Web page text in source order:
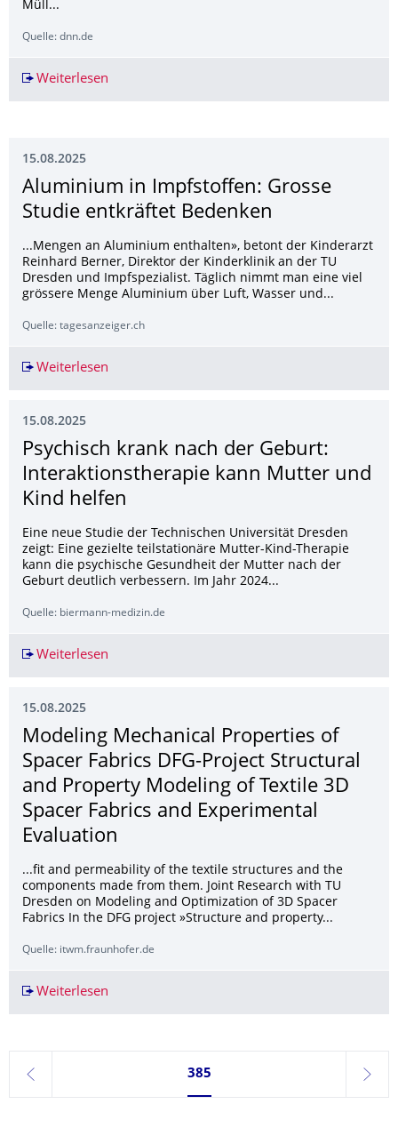
Müll...
Quelle: dnn.de
Weiterlesen
15.08.2025
Aluminium in Impfstoffen: Grosse
Studie entkräftet Bedenken
...Mengen an Aluminium enthalten», betont der Kinderarzt
Reinhard Berner, Direktor der Kinderklinik an der TU
Dresden und Impfspezialist. Täglich nimmt man eine viel
grössere Menge Aluminium über Luft, Wasser und...
Quelle: tagesanzeiger.ch
Weiterlesen
15.08.2025
Psychisch krank nach der Geburt:
Interaktionsthera­pie kann Mutter und
Kind helfen
Eine neue Studie der Technischen Universität Dresden
zeigt: Eine gezielte teilstationäre Mutter-Kind-Therapie
kann die psychische Gesundheit der Mutter nach der
Geburt deutlich verbessern. Im Jahr 2024...
Quelle: biermann-medizin.de
Weiterlesen
15.08.2025
Modeling Mechanical Properties of
Spacer Fabrics DFG-Project Structural
and Property Modeling of Textile 3D
Spacer Fabrics and Experimental
Evaluation
...fit and permeability of the textile structures and the
components made from them. Joint Research with TU
Dresden on Modeling and Optimization of 3D Spacer
Fabrics In the DFG project »Structure and property...
Quelle: itwm.fraunhofer.de
Weiterlesen
zurück
Seite 385, aktuell ausgewählt
385
weiter